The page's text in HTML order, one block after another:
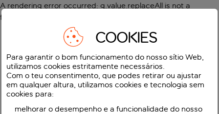
A rendering error occurred: g.value.replaceAll is not a
function
COOKIES
Para garantir o bom funcionamento do nosso sítio Web,
utilizamos cookies estritamente necessários.
Com o teu consentimento, que podes retirar ou ajustar
em qualquer altura, utilizamos cookies e tecnologia sem
cookies para:
melhorar o desempenho e a funcionalidade do nosso